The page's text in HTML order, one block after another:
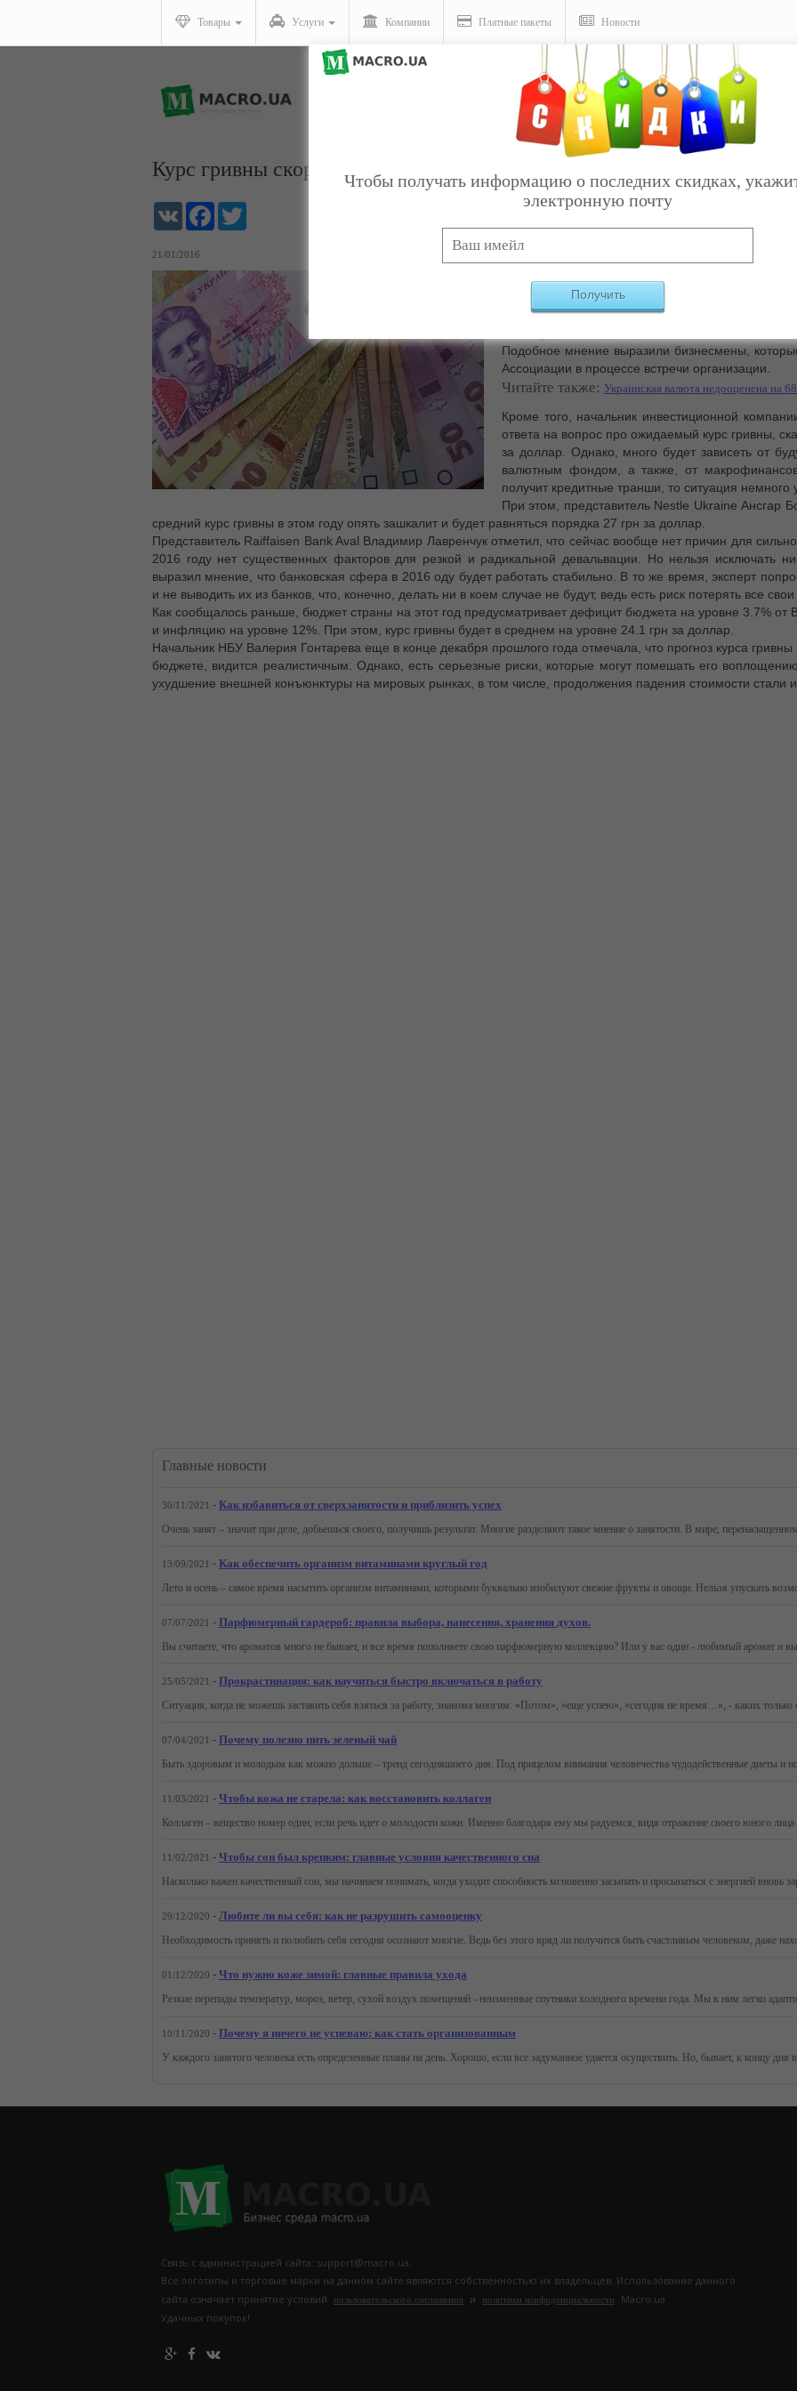
Товары Услуги Компании Платные пакеты Новости
Курс гривны скоро может обвалиться вслед за рублем
VK Facebook
21/01/2016
Курс гривны к доллару может достигнуть 30
восстановления сотрудничества с главными
новых кредитных траншей ситуация может
Подобное мнение выразили бизнесмены,
Ассоциации в процессе встречи организации.
Читайте также: Украинская валюта недооценена на
Кроме того, начальник инвестиционной
ответа на вопрос про ожидаемый курс гривны,
за доллар. Однако, много будет зависеть от
валютным фондом, а также, от
получит кредитные транши, то ситуация немного
При этом, представитель Nestle Ukraine Ансгар
средний курс гривны в этом году опять зашкалит и будет равняться порядка 27 грн за доллар.
Представитель Raiffaisen Bank Aval Владимир Лавренчук отметил, что сейчас вообще нет причин для
2016 году нет существенных факторов для резкой и радикальной девальвации. Но нельзя исключать
выразил мнение, что банковская сфера в 2016 оду будет работать стабильно. В то же время, эксперт
и не выводить их из банков, что, конечно, делать ни в коем случае не будут, ведь есть риск потерять все свои
Как сообщалось раньше, бюджет страны на этот год предусматривает дефицит бюджета на уровне 3.7% от
и инфляцию на уровне 12%. При этом, курс гривны будет в среднем на уровне 24.1 грн за доллар.
Начальник НБУ Валерия Гонтарева еще в конце декабря прошлого года отмечала, что прогноз курса
бюджете, видится реалистичным. Однако, есть серьезные риски, которые могут помешать его
ухудшение внешней конъюнктуры на мировых рынках, в том числе, продолжения падения стоимости стали и
Главные новости
30/11/2021 - Как избавиться от сверхзанятости и приблизить успех
13/09/2021 - Как обеспечить организм витаминами круглый год
07/07/2021 - Парфюмерный гардероб: правила выбора, нанесения, хранения духов.
25/05/2021 - Прокрастинация: как научиться быстро включаться в работу
07/04/2021 - Почему полезно пить зеленый чай
11/03/2021 - Чтобы кожа не старела: как восстановить коллаген
11/02/2021 - Чтобы сон был крепким: главные условия качественного сна
29/12/2020 - Любите ли вы себя: как не разрушить самооценку
01/12/2020 - Что нужно коже зимой: главные правила ухода
10/11/2020 - Почему я ничего не успеваю: как стать организованным
Связь с администрацией сайта: support@macro.ua.
Все логотипы и торговые марки на данном сайте являются собственностью их владельцев. Использование данного
сайта означает принятие условий
пользовательского соглашения и политики конфиденциальности
Macro.ua
Удачных покупок!
Чтобы получать информацию о последних скидках,
электронную почту
Получить